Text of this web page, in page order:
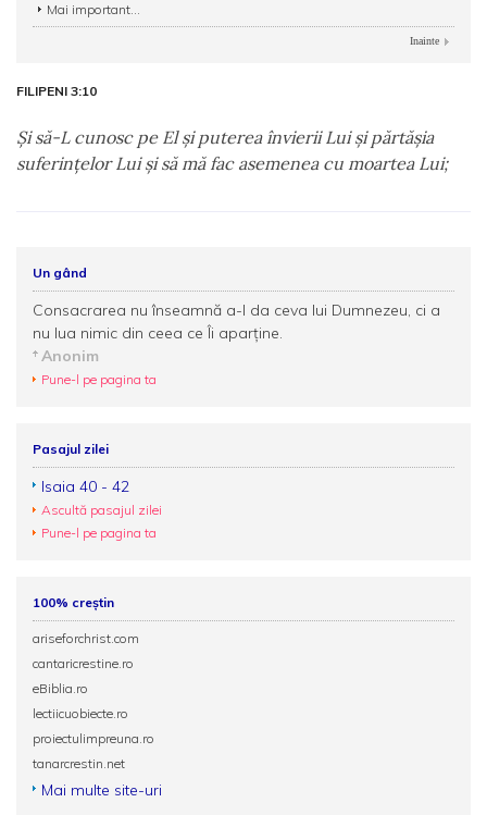
Mai important...
Inainte
FILIPENI 3:10
Şi să-L cunosc pe El şi puterea învierii Lui şi părtăşia
suferinţelor Lui şi să mă fac asemenea cu moartea Lui;
Un gând
Consacrarea nu înseamnă a-I da ceva lui Dumnezeu, ci a
nu lua nimic din ceea ce Îi aparţine.
Anonim
Pune-l pe pagina ta
Pasajul zilei
Isaia 40 - 42
Ascultă pasajul zilei
Pune-l pe pagina ta
100% creștin
ariseforchrist.com
cantaricrestine.ro
eBiblia.ro
lectiicuobiecte.ro
proiectulimpreuna.ro
tanarcrestin.net
Mai multe site-uri